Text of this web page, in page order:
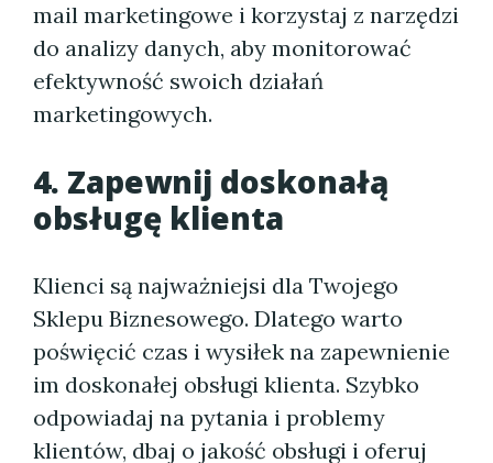
mail marketingowe i korzystaj z narzędzi
do analizy danych, aby monitorować
efektywność swoich działań
marketingowych.
4. Zapewnij doskonałą
obsługę klienta
Klienci są najważniejsi dla Twojego
Sklepu Biznesowego. Dlatego warto
poświęcić czas i wysiłek na zapewnienie
im doskonałej obsługi klienta. Szybko
odpowiadaj na pytania i problemy
klientów, dbaj o jakość obsługi i oferuj